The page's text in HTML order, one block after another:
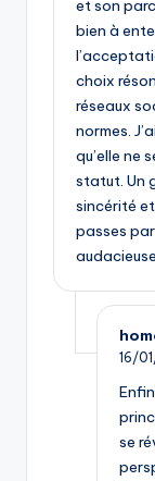
et son
bien à
choix
réseaux
normes.
qu’elle ne
statut. Un
sincérité
passes
16/
se